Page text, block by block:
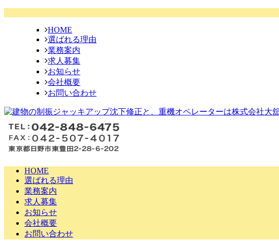
HOME
選ばれる理由
業務案内
求人募集
お知らせ
会社概要
お問い合わせ
HOME
選ばれる理由
業務案内
求人募集
お知らせ
会社概要
お問い合わせ